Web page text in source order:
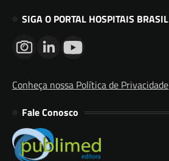
SIGA O PORTAL HOSPITAIS BRASIL
Conheça nossa Política de Privacidade
Fale Conosco